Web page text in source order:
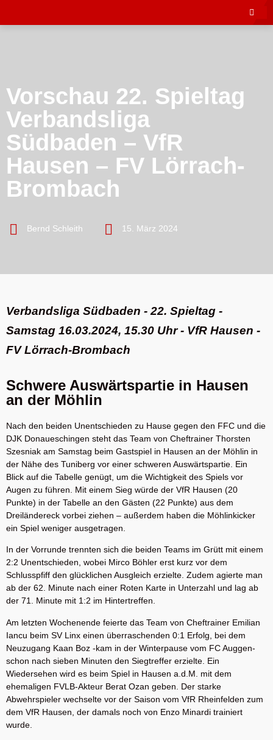
Vorschau 22. Spieltag
Verbandsliga
Südbaden – VfR
Hausen – FV Lörrach-
Brombach
Bernd Schleith 15. März 2024
Verbandsliga Südbaden - 22. Spieltag -
Samstag 16.03.2024, 15.30 Uhr - VfR Hausen -
FV Lörrach-Brombach
Schwere Auswärtspartie in Hausen
an der Möhlin
Nach den beiden Unentschieden zu Hause gegen den FFC und die
DJK Donaueschingen steht das Team von Cheftrainer Thorsten
Szesniak am Samstag beim Gastspiel in Hausen an der Möhlin in
der Nähe des Tuniberg vor einer schweren Auswärtspartie. Ein
Blick auf die Tabelle genügt, um die Wichtigkeit des Spiels vor
Augen zu führen. Mit einem Sieg würde der VfR Hausen (20
Punkte) in der Tabelle an den Gästen (22 Punkte) aus dem
Dreiländereck vorbei ziehen – außerdem haben die Möhlinkicker
ein Spiel weniger ausgetragen.
In der Vorrunde trennten sich die beiden Teams im Grütt mit einem
2:2 Unentschieden, wobei Mirco Böhler erst kurz vor dem
Schlusspfiff den glücklichen Ausgleich erzielte. Zudem agierte man
ab der 62. Minute nach einer Roten Karte in Unterzahl und lag ab
der 71. Minute mit 1:2 im Hintertreffen.
Am letzten Wochenende feierte das Team von Cheftrainer Emilian
Iancu beim SV Linx einen überraschenden 0:1 Erfolg, bei dem
Neuzugang Kaan Boz -kam in der Winterpause vom FC Auggen-
schon nach sieben Minuten den Siegtreffer erzielte. Ein
Wiedersehen wird es beim Spiel in Hausen a.d.M. mit dem
ehemaligen FVLB-Akteur Berat Ozan geben. Der starke
Abwehrspieler wechselte vor der Saison vom VfR Rheinfelden zum
dem VfR Hausen, der damals noch von Enzo Minardi trainiert
wurde.